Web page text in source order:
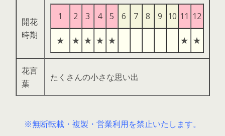
開花
時期
1 2 3 4 5 6 7 8 9 10 11 12
★ ★ ★ ★ ★ ★ ★
花言
葉
たくさんの小さな思い出
※無断転載・複製・営業利用を禁止いたします。